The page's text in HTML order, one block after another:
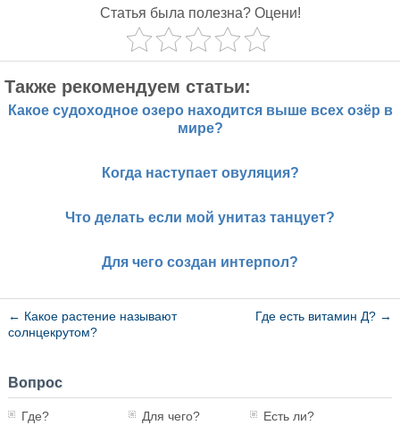
Статья была полезна? Оцени!
Также рекомендуем статьи:
Какое судоходное озеро находится выше всех озёр в
мире?
Когда наступает овуляция?
Что делать если мой унитаз танцует?
Для чего создан интерпол?
← Какое растение называют
солнцекрутом?
Где есть витамин Д? →
Вопрос
Где? Для чего?
Есть ли?